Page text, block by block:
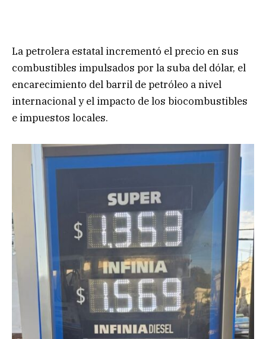
La petrolera estatal incrementó el precio en sus
combustibles impulsados por la suba del dólar, el
encarecimiento del barril de petróleo a nivel
internacional y el impacto de los biocombustibles
e impuestos locales.